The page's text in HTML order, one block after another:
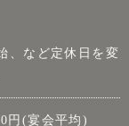
、など定休日を変
円(宴会平均)